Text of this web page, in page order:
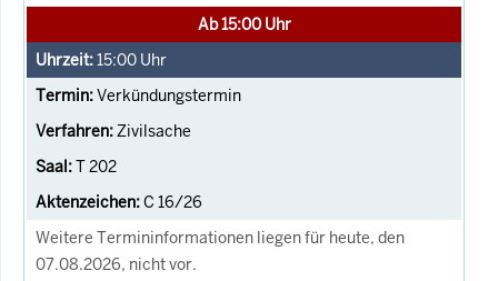
Ab 15:00 Uhr
15:00 Uhr
Verkündungstermin
Zivilsache
T 202
C 16/26
Weitere Termininformationen liegen für heute, den
07.08.2026, nicht vor.